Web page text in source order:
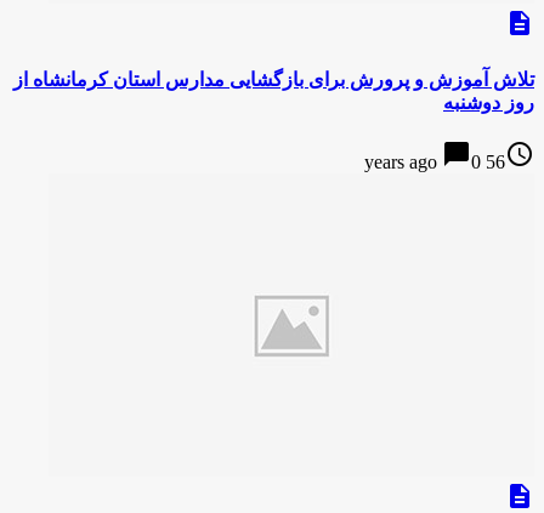
description
تلاش آموزش و پرورش برای بازگشایی مدارس استان کرمانشاه از
روز دوشنبه
access_time
56 years ago
chat_bubble0
description